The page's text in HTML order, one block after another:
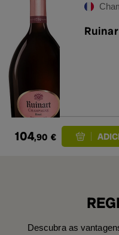
104,90 €
Descubra as